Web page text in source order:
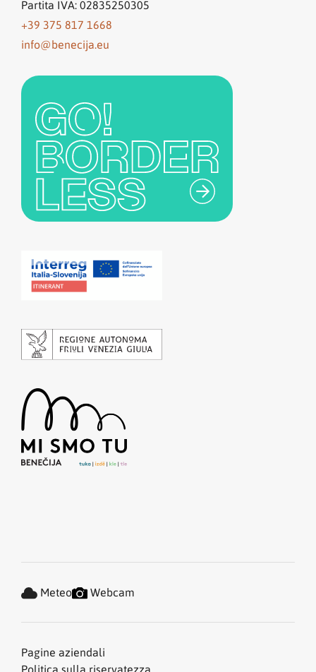
Partita IVA: 02835250305
+39 375 817 1668
info@benecija.eu
Pagine aziendali
Politica sulla riservatezza
Meteo Webcam